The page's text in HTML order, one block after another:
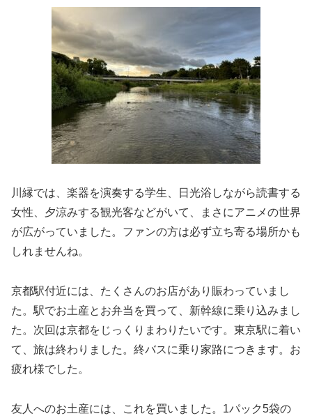
川縁では、楽器を演奏する学生、日光浴しながら読書する
女性、夕涼みする観光客などがいて、まさにアニメの世界
が広がっていました。ファンの方は必ず立ち寄る場所かも
しれませんね。
京都駅付近には、たくさんのお店があり賑わっていまし
た。駅でお土産とお弁当を買って、新幹線に乗り込みまし
た。次回は京都をじっくりまわりたいです。東京駅に着い
て、旅は終わりました。終バスに乗り家路につきます。お
疲れ様でした。
友人へのお土産には、これを買いました。1パック5袋の